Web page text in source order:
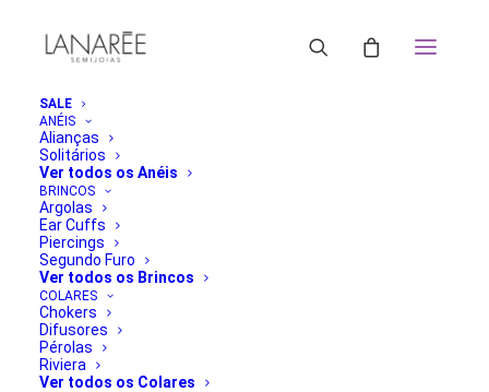
SALE
ANÉIS
Alianças
Solitários
Ver todos os Anéis
BRINCOS
Argolas
Ear Cuffs
Piercings
Segundo Furo
Ver todos os Brincos
COLARES
Chokers
Difusores
Pérolas
Riviera
Ver todos os Colares